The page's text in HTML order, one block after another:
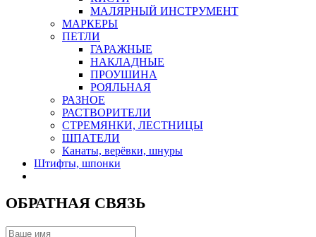
МАЛЯРНЫЙ ИНСТРУМЕНТ
МАРКЕРЫ
ПЕТЛИ
ГАРАЖНЫЕ
НАКЛАДНЫЕ
ПРОУШИНА
РОЯЛЬНАЯ
РАЗНОЕ
РАСТВОРИТЕЛИ
СТРЕМЯНКИ, ЛЕСТНИЦЫ
ШПАТЕЛИ
Канаты, верёвки, шнуры
Штифты, шпонки
ОБРАТНАЯ СВЯЗЬ